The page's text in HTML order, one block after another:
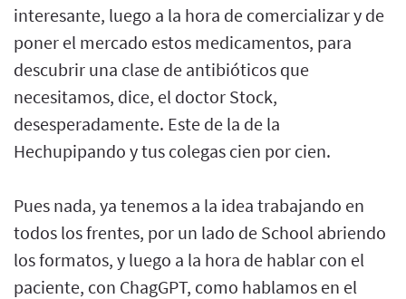
interesante, luego a la hora de comercializar y de
poner el mercado estos medicamentos, para
descubrir una clase de antibióticos que
necesitamos, dice, el doctor Stock,
desesperadamente. Este de la de la
Hechupipando y tus colegas cien por cien.
Pues nada, ya tenemos a la idea trabajando en
todos los frentes, por un lado de School abriendo
los formatos, y luego a la hora de hablar con el
paciente, con ChagGPT, como hablamos en el